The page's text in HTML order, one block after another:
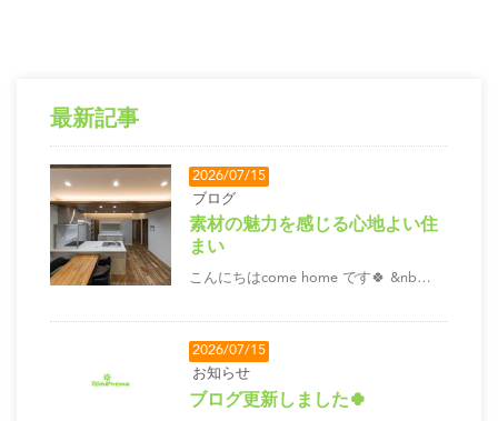
最新記事
2026/07/15
ブログ
素材の魅力を感じる心地よい住
まい
こんにちはcome home です🍀 &nb…
2026/07/15
お知らせ
ブログ更新しました🍀